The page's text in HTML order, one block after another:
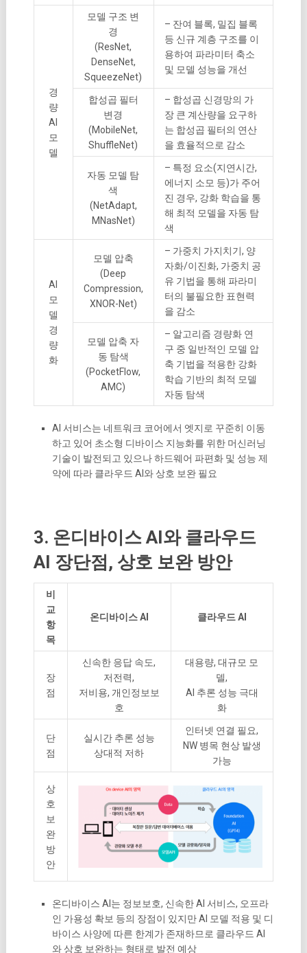
경
량
AI
모
델
모델 구조 변
경
(ResNet,
DenseNet,
SqueezeNet)
– 잔여 블록, 밀집 블록
등 신규 계층 구조를 이
용하여 파라미터 축소
및 모델 성능을 개선
합성곱 필터
변경
(MobileNet,
ShuffleNet)
– 합성곱 신경망의 가
장 큰 계산량을 요구하
는 합성곱 필터의 연산
을 효율적으로 감소
자동 모델 탐
색
(NetAdapt,
MNasNet)
– 특정 요소(지연시간,
에너지 소모 등)가 주어
진 경우, 강화 학습을 통
해 최적 모델을 자동 탐
색
AI
모
델
경
량
화
모델 압축
(Deep
Compression,
XNOR-Net)
– 가중치 가지치기, 양
자화/이진화, 가중치 공
유 기법을 통해 파라미
터의 불필요한 표현력
을 감소
모델 압축 자
동 탐색
(PocketFlow,
AMC)
– 알고리즘 경량화 연
구 중 일반적인 모델 압
축 기법을 적용한 강화
학습 기반의 최적 모델
자동 탐색
AI 서비스는 네트워크 코어에서 엣지로 꾸준히 이동
하고 있어 초소형 디바이스 지능화를 위한 머신러닝
기술이 발전되고 있으나 하드웨어 파편화 및 성능 제
약에 따라 클라우드 AI와 상호 보완 필요
3. 온디바이스 AI와 클라우드
AI 장단점, 상호 보완 방안
비
교
항
목
온디바이스 AI 클라우드 AI
장
점
신속한 응답 속도,
저전력,
저비용, 개인정보보
호
대용량, 대규모 모
델,
AI 추론 성능 극대
화
단
점
실시간 추론 성능
상대적 저하
인터넷 연결 필요,
NW 병목 현상 발생
가능
상
호
보
완
방
안
온디바이스 AI는 정보보호, 신속한 AI 서비스, 오프라
인 가용성 확보 등의 장점이 있지만 AI 모델 적용 및 디
바이스 사양에 따른 한계가 존재하므로 클라우드 AI
와 상호 보완하는 형태로 발전 예상